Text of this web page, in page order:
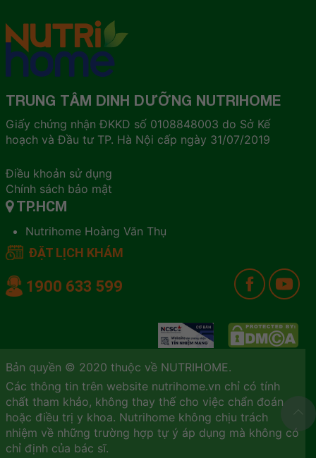
TRUNG TÂM DINH DƯỠNG NUTRIHOME
Giấy chứng nhận ĐKKD số 0108848003 do Sở Kế
hoạch và Đầu tư TP. Hà Nội cấp ngày 31/07/2019
Điều khoản sử dụng
Chính sách bảo mật
TP.HCM
Nutrihome Hoàng Văn Thụ
ĐẶT LỊCH KHÁM
1900 633 599
Bản quyền © 2020 thuộc về NUTRIHOME.
Các thông tin trên website nutrihome.vn chỉ có tính
chất tham khảo, không thay thế cho việc chẩn đoán
hoặc điều trị y khoa. Nutrihome không chịu trách
nhiệm về những trường hợp tự ý áp dụng mà không có
chỉ định của bác sĩ.